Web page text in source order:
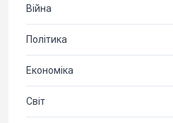
Війна
Політика
Економіка
Світ